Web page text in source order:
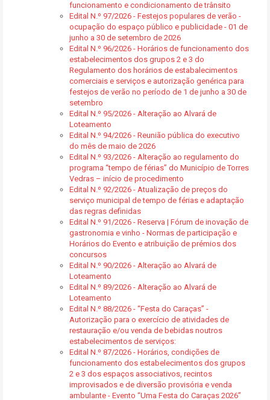
funcionamento e condicionamento de trânsito
Edital N.º 97/2026 - Festejos populares de verão -
ocupação do espaço público e publicidade - 01 de
junho a 30 de setembro de 2026
Edital N.º 96/2026 - Horários de funcionamento dos
estabelecimentos dos grupos 2 e 3 do
Regulamento dos horários de estabalecimentos
comerciais e serviços e autorização genérica para
festejos de verão no período de 1 de junho a 30 de
setembro
Edital N.º 95/2026 - Alteração ao Alvará de
Loteamento
Edital N.º 94/2026 - Reunião pública do executivo
do mês de maio de 2026
Edital N.º 93/2026 - Alteração ao regulamento do
programa “tempo de férias” do Município de Torres
Vedras – início de procedimento
Edital N.º 92/2026 - Atualização de preços do
serviço municipal de tempo de férias e adaptação
das regras definidas
Edital N.º 91/2026 - Reserva | Fórum de inovação de
gastronomia e vinho - Normas de participação e
Horários do Evento e atribuição de prémios dos
concursos
Edital N.º 90/2026 - Alteração ao Alvará de
Loteamento
Edital N.º 89/2026 - Alteração ao Alvará de
Loteamento
Edital N.º 88/2026 - “Festa do Caraças” -
Autorização para o exercício de atividades de
restauração e/ou venda de bebidas noutros
estabelecimentos de serviços:
Edital N.º 87/2026 - Horários, condições de
funcionamento dos estabelecimentos dos grupos
2 e 3 dos espaços associativos, recintos
improvisados e de diversão provisória e venda
ambulante - Evento “Uma Festa do Caraças 2026”